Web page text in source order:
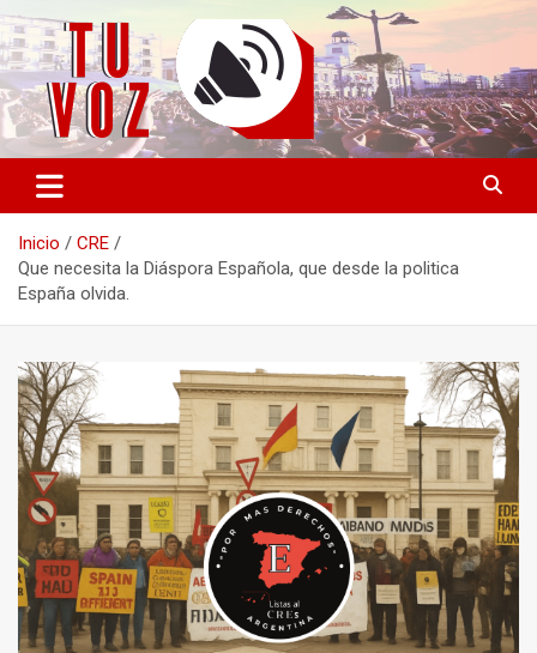
Saltar
contenido
TU VOZ
Información PLURAL y LIBRE
Inicio
CRE
Que necesita la Diáspora Española, que desde la politica
España olvida.